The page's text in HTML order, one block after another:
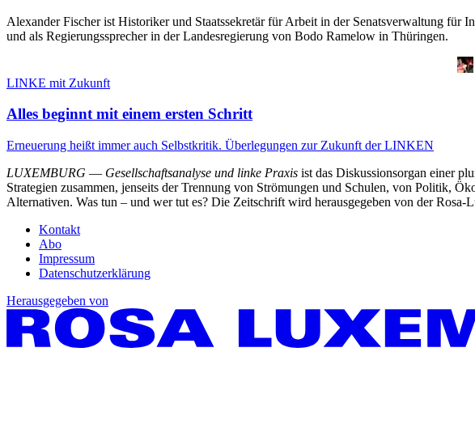
Alexander Fischer ist Historiker und Staatssekretär für Arbeit in der Senatsverwaltung
und als Regierungssprecher in der Landesregierung von Bodo Ramelow in Thüringen.
LINKE mit Zukunft
Alles beginnt mit einem ersten Schritt
Erneuerung heißt immer auch Selbstkritik. Überlegungen zur Zukunft der LINKEN
LUXEMBURG — Gesellschaftsanalyse und linke Praxis ist das Diskussionsorgan einer
Strategien zusammen, jenseits der Trennung von Strömungen und Schulen, von Politik,
Alternativen. Was tun – und wer tut es? Die Zeitschrift wird herausgegeben von der
Kontakt
Abo
Impressum
Datenschutzerklärung
Herausgegeben von